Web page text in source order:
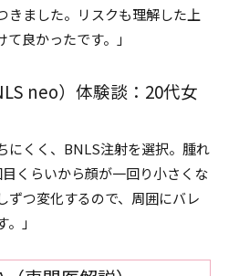
きました。リスクも理解した上
良かったです。」
neo）体験談：20代女
にくく、BNLS注射を選択。腫れ
くらいから顔が一回り小さくな
ずつ変化するので、周囲にバレ
」